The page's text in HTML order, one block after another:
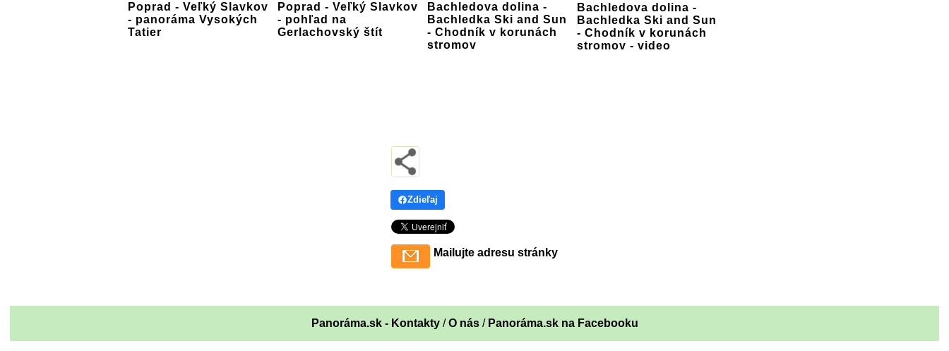
Poprad - Veľký Slavkov
- panoráma Vysokých
Tatier
Poprad - Veľký Slavkov
- pohľad na
Gerlachovský štít
Bachledova dolina -
Bachledka Ski and Sun
- Chodník v korunách
stromov
Bachledova dolina -
Bachledka Ski and Sun
- Chodník v korunách
stromov - video
Zdieľaj
Mailujte adresu stránky
Panoráma.sk - Kontakty/O nás/ Panoráma.sk na Facebooku